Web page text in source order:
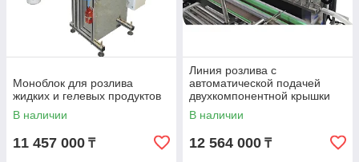
Моноблок для розлива
жидких и гелевых продуктов
В наличии
11 457 000 ₸
Линия розлива c
автоматической подачей
двухкомпонентной крышки
В наличии
12 564 000 ₸